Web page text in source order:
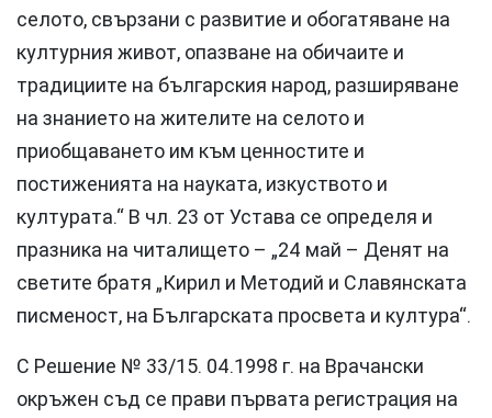
селото, свързани с развитие и обогатяване на
културния живот, опазване на обичаите и
традициите на българския народ, разширяване
на знанието на жителите на селото и
приобщаването им към ценностите и
постиженията на науката, изкуството и
културата.“ В чл. 23 от Устава се определя и
празника на читалището – „24 май – Денят на
светите братя „Кирил и Методий и Славянската
писменост, на Българската просвета и култура“.
С Решение № 33/15. 04.1998 г. на Врачански
окръжен съд се прави първата регистрация на